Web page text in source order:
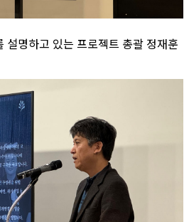
명하고 있는 프로젝트 총괄 정재훈